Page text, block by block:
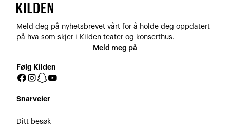
Meld deg på nyhetsbrevet vårt for å holde deg oppdatert
på hva som skjer i Kilden teater og konserthus.
Meld meg på
Følg Kilden
Facebook
Instagram
Snapchat
Snarveier
Ditt besøk